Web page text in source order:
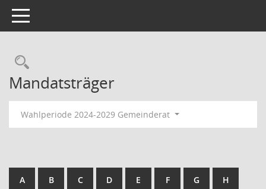
Toggle navigation
Rechercheauswahl
Mandatsträger
Wahlperiode 2024-2029 Gemeinderat
A B C D E F G H